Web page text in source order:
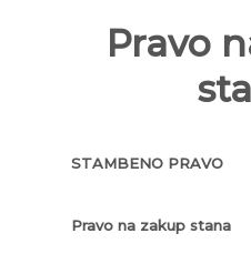
Pravo
STAMBENO PRAVO
Pravo na zakup stana